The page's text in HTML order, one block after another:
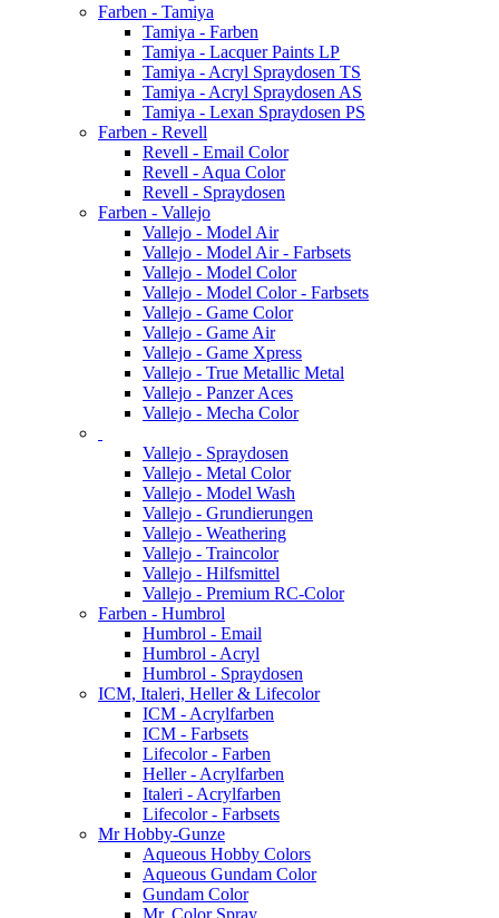
Farben - Tamiya
Tamiya - Farben
Tamiya - Lacquer Paints LP
Tamiya - Acryl Spraydosen TS
Tamiya - Acryl Spraydosen AS
Tamiya - Lexan Spraydosen PS
Farben - Revell
Revell - Email Color
Revell - Aqua Color
Revell - Spraydosen
Farben - Vallejo
Vallejo - Model Air
Vallejo - Model Air - Farbsets
Vallejo - Model Color
Vallejo - Model Color - Farbsets
Vallejo - Game Color
Vallejo - Game Air
Vallejo - Game Xpress
Vallejo - True Metallic Metal
Vallejo - Panzer Aces
Vallejo - Mecha Color
Vallejo - Spraydosen
Vallejo - Metal Color
Vallejo - Model Wash
Vallejo - Grundierungen
Vallejo - Weathering
Vallejo - Traincolor
Vallejo - Hilfsmittel
Vallejo - Premium RC-Color
Farben - Humbrol
Humbrol - Email
Humbrol - Acryl
Humbrol - Spraydosen
ICM, Italeri, Heller & Lifecolor
ICM - Acrylfarben
ICM - Farbsets
Lifecolor - Farben
Heller - Acrylfarben
Italeri - Acrylfarben
Lifecolor - Farbsets
Mr Hobby-Gunze
Aqueous Hobby Colors
Aqueous Gundam Color
Gundam Color
Mr. Color Spray